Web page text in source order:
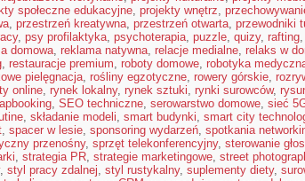
społeczne edukacyjne, projekty wnętrz,
, przestrzeń kreatywna, przestrzeń otwarta, przewodniki
, psy profilaktyka, psychoterapia, puzzle, quizy, rafting,
domowa, reklama natywna, relacje medialne, relaks w
, restauracje premium, roboty domowe, robotyka
pielęgnacja, rośliny egzotyczne, rowery górskie,
online, rynek lokalny, rynek sztuki, rynki surowców,
, SEO techniczne, serowarstwo domowe, sieć
, składanie modeli, smart budynki, smart city
, spacer w lesie, sponsoring wydarzeń, spotkania
przenośny, sprzęt telekonferencyjny, sterowanie
, strategia PR, strategie marketingowe, street
, styl pracy zdalnej, styl rustykalny, suplementy diety,